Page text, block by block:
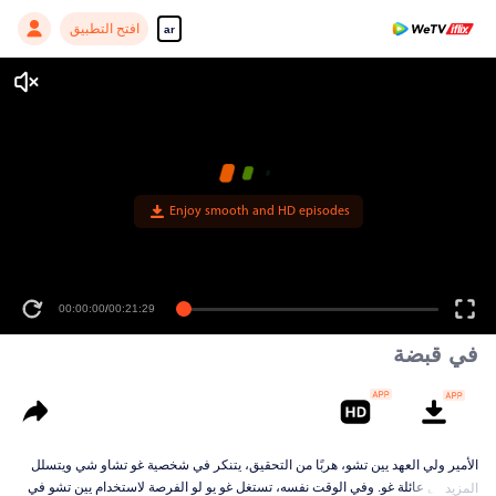
ar افتح التطبيق
Enjoy smooth and HD episodes
00:00:00/00:21:29
في قبضة
الأمير ولي العهد يين تشو، هربًا من التحقيق، يتنكر في شخصية غو تشاو شي ويتسلل
إلى منزل عائلة غو. وفي الوقت نفسه، تستغل غو يو لو الفرصة لاستخدام يين تشو في
المزيد